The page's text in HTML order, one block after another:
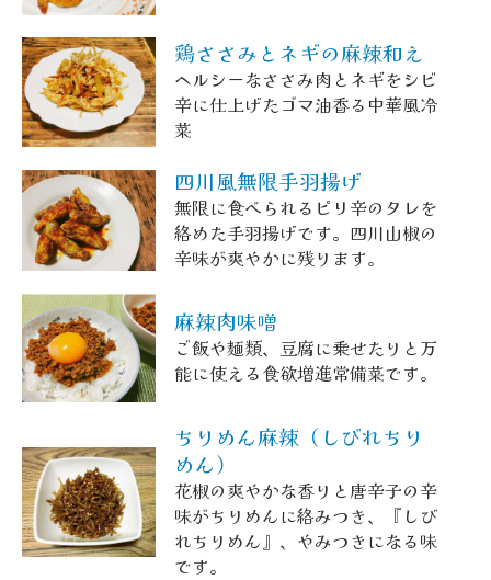
鶏ささみとネギの麻辣和え
ヘルシーなささみ肉とネギをシビ
辛に仕上げたゴマ油香る中華風冷
菜
四川風無限手羽揚げ
無限に食べられるピリ辛のタレを
絡めた手羽揚げです。四川山椒の
辛味が爽やかに残ります。
麻辣肉味噌
ご飯や麺類、豆腐に乗せたりと万
能に使える食欲増進常備菜です。
ちりめん麻辣（しびれちり
めん）
花椒の爽やかな香りと唐辛子の辛
味がちりめんに絡みつき、『しび
れちりめん』、やみつきになる味
です。